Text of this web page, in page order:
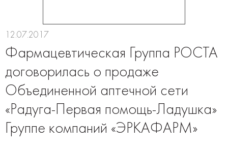
12.07.2017
Фармацевтическая Группа РОСТА
договорилась о продаже
Объединенной аптечной сети
«Радуга-Первая помощь-Ладушка»
Группе компаний «ЭРКАФАРМ»